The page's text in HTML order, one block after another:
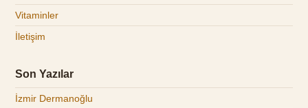
Vitaminler
İletişim
Son Yazılar
İzmir Dermanoğlu